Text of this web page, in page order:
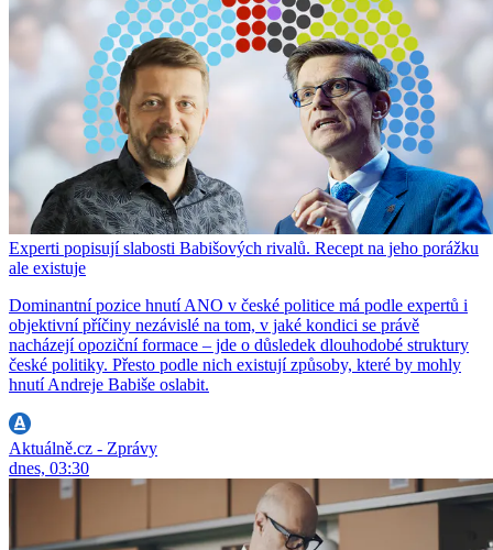
Experti popisují slabosti Babišových rivalů. Recept na jeho porážku
ale existuje
Dominantní pozice hnutí ANO v české politice má podle expertů i
objektivní příčiny nezávislé na tom, v jaké kondici se právě
nacházejí opoziční formace – jde o důsledek dlouhodobé struktury
české politiky. Přesto podle nich existují způsoby, které by mohly
hnutí Andreje Babiše oslabit.
Aktuálně.cz - Zprávy
dnes, 03:30